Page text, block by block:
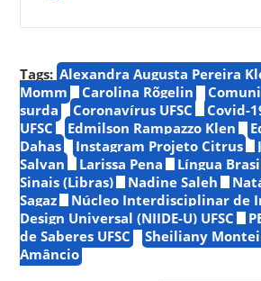
Tags: Alexandra Augusta Pereira
Momm
Carolina Rõgelin
surda
Coronavírus UFSC
Covid-
UFSC
Edmilson Rampazzo Klen
Dahas
Instagram Projeto Citrus
Salvan
Larissa Pena
Língua
Sinais (Libras)
Nadine Saleh
Sagaz
Núcleo Interdisciplinar de
Design Universal (NIIDE-U) UFSC
de Saberes UFSC
Sheiliany
Amâncio